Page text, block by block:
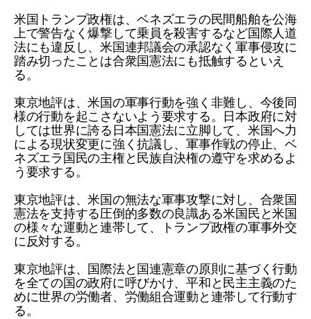
米国トランプ政権は、ベネズエラの民間船舶を公海
上で警告なく爆撃して乗員を殺害するなど国際人道
法にも違反し、米国連邦議会の承認なく軍事侵攻に
踏み切ったことは合衆国憲法にも抵触するといえ
る。
東京地評は、米国の軍事行動を強く非難し、今後同
様の行動を起こさないよう要求する。日本政府に対
しては世界に誇る日本国憲法に立脚して、米国へ力
による現状変更に強く抗議し、軍事作戦の停止、ベ
ネズエラ国民の主権と民族自決権の遵守を求めるよ
う要求する。
東京地評は、米国の無法な軍事攻撃に対し、合衆国
憲法を支持する圧倒的多数の良識ある米国民と米国
の様々な運動と連帯して、トランプ政権の軍事外交
に反対する。
東京地評は、国際法と国連憲章の原則に基づく行動
を全ての国の政府に呼びかけ、平和と民主主義のた
めに世界の労働者、労働組合運動と連帯して行動す
る。